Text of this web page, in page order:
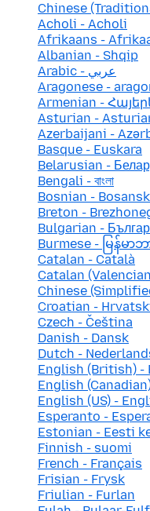
Chinese
Acholi - Acholi
Afrikaans -
Albanian - Shqip
Arabic - عربي
Aragonese -
Armenian -
Asturian -
Azerbaijani -
Basque - Euskara
Belarusian -
Bengali - বাংলা
Bosnian -
Breton -
Bulgarian -
Burmese - မြန်မာ
Catalan - Català
Catalan
Chinese
Croatian -
Czech - Čeština
Danish - Dansk
Dutch -
English (British) -
English
English (US) -
Esperanto -
Estonian - Eesti
Finnish - suomi
French - Français
Frisian - Frysk
Friulian - Furlan